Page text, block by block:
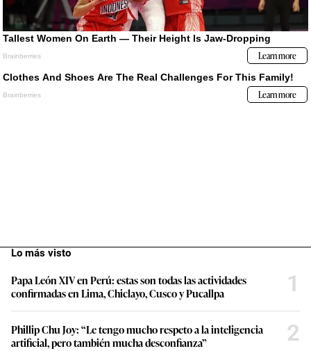
Lo más visto
Papa León XIV en Perú: estas son todas las actividades
confirmadas en Lima, Chiclayo, Cusco y Pucallpa
1
Phillip Chu Joy: “Le tengo mucho respeto a la inteligencia
artificial, pero también mucha desconfianza”
2